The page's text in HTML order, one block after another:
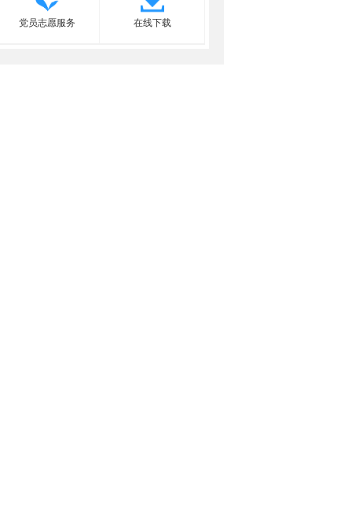
党员志愿服务 在线下载